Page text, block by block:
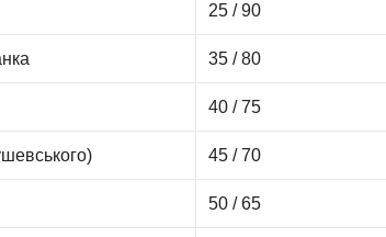
25 / 90
35 / 80
40 / 75
45 / 70
50 / 65